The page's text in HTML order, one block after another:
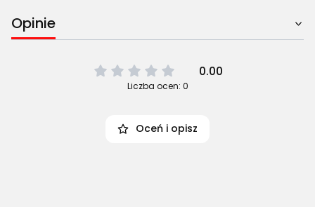
Opinie
0.00
Liczba ocen: 0
Oceń i opisz